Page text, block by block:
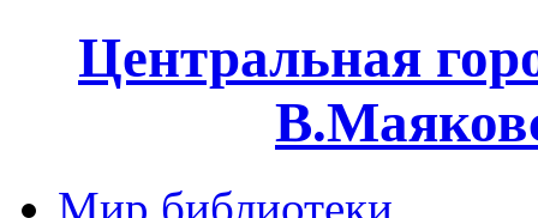
Центральная
Мир библиотеки